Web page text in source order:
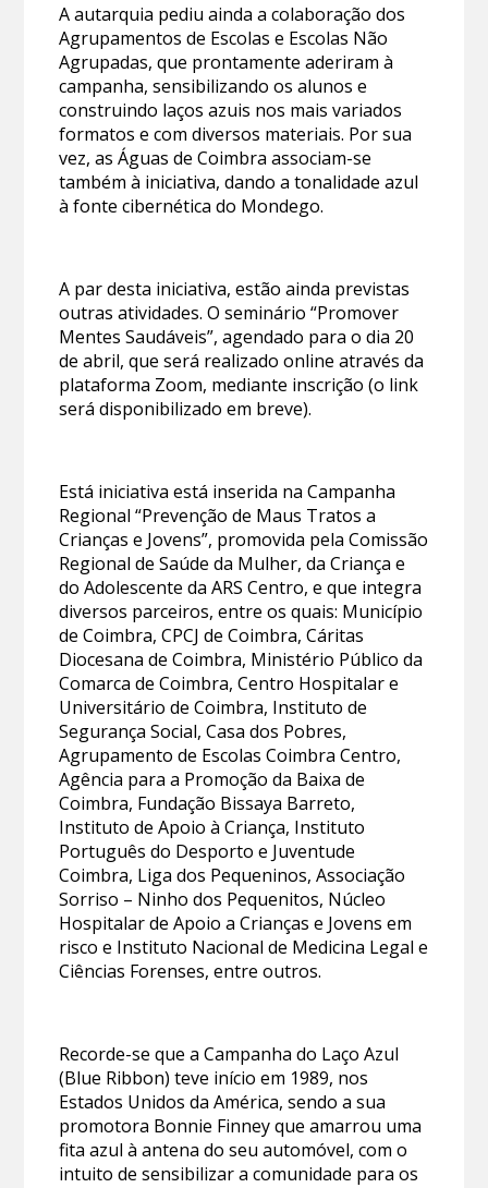
A autarquia pediu ainda a colaboração dos
Agrupamentos de Escolas e Escolas Não
Agrupadas, que prontamente aderiram à
campanha, sensibilizando os alunos e
construindo laços azuis nos mais variados
formatos e com diversos materiais. Por sua
vez, as Águas de Coimbra associam-se
também à iniciativa, dando a tonalidade azul
à fonte cibernética do Mondego.
A par desta iniciativa, estão ainda previstas
outras atividades. O seminário “Promover
Mentes Saudáveis”, agendado para o dia 20
de abril, que será realizado online através da
plataforma Zoom, mediante inscrição (o link
será disponibilizado em breve).
Está iniciativa está inserida na Campanha
Regional “Prevenção de Maus Tratos a
Crianças e Jovens”, promovida pela Comissão
Regional de Saúde da Mulher, da Criança e
do Adolescente da ARS Centro, e que integra
diversos parceiros, entre os quais: Município
de Coimbra, CPCJ de Coimbra, Cáritas
Diocesana de Coimbra, Ministério Público da
Comarca de Coimbra, Centro Hospitalar e
Universitário de Coimbra, Instituto de
Segurança Social, Casa dos Pobres,
Agrupamento de Escolas Coimbra Centro,
Agência para a Promoção da Baixa de
Coimbra, Fundação Bissaya Barreto,
Instituto de Apoio à Criança, Instituto
Português do Desporto e Juventude
Coimbra, Liga dos Pequeninos, Associação
Sorriso – Ninho dos Pequenitos, Núcleo
Hospitalar de Apoio a Crianças e Jovens em
risco e Instituto Nacional de Medicina Legal e
Ciências Forenses, entre outros.
Recorde-se que a Campanha do Laço Azul
(Blue Ribbon) teve início em 1989, nos
Estados Unidos da América, sendo a sua
promotora Bonnie Finney que amarrou uma
fita azul à antena do seu automóvel, com o
intuito de sensibilizar a comunidade para os